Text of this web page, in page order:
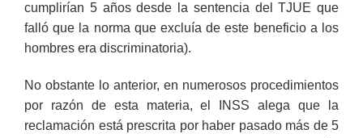
cumplirían 5 años desde la sentencia del TJUE que
falló que la norma que excluía de este beneficio a los
hombres era discriminatoria).
No obstante lo anterior, en numerosos procedimientos
por razón de esta materia, el
INSS alega que la
reclamación está prescrita por haber pasado más de 5